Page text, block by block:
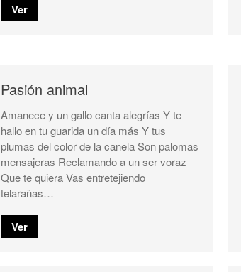
Ver
Pasión animal
Amanece y un gallo canta alegrías Y te
hallo en tu guarida un día más Y tus
plumas del color de la canela Son palomas
mensajeras Reclamando a un ser voraz
Que te quiera Vas entretejiendo
telarañas…
Ver